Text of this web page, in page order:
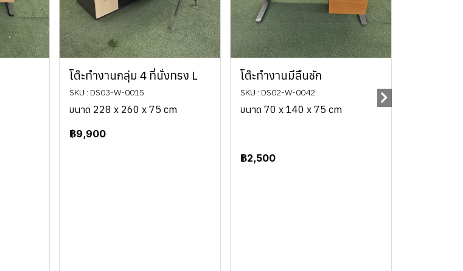
โต๊ะทำงานกลุ่ม 4 ที่นั่งทรง L
SKU : DS03-W-0015
ขนาด 228 x 260 x 75 cm
฿9,900
โต๊ะทำงานมีลิ้นชัก
SKU : DS02-W-0042
ขนาด 70 x 140 x 75 cm
฿2,500